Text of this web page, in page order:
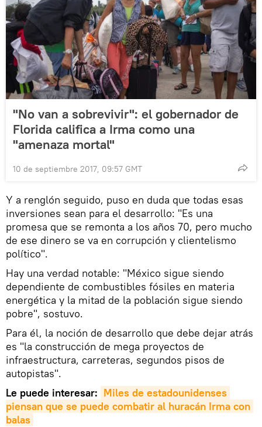
"No van a sobrevivir": el gobernador de
Florida califica a Irma como una
"amenaza mortal"
10 de septiembre 2017, 09:57 GMT
Y a renglón seguido, puso en duda que todas esas
inversiones sean para el desarrollo: "Es una
promesa que se remonta a los años 70, pero mucho
de ese dinero se va en corrupción y clientelismo
político".
Hay una verdad notable: "México sigue siendo
dependiente de combustibles fósiles en materia
energética y la mitad de la población sigue siendo
pobre", sostuvo.
Para él, la noción de desarrollo que debe dejar atrás
es "la construcción de mega proyectos de
infraestructura, carreteras, segundos pisos de
autopistas".
Le puede interesar: Miles de estadounidenses
piensan que se puede combatir al huracán Irma con
balas